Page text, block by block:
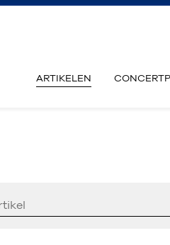
ARTIKELEN